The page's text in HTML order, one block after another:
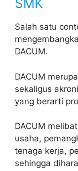
SMK
Salah satu
DACUM.
DACUM
sekaligus
yang berarti
DACUM
usaha,
tenaga kerja,
sehingga